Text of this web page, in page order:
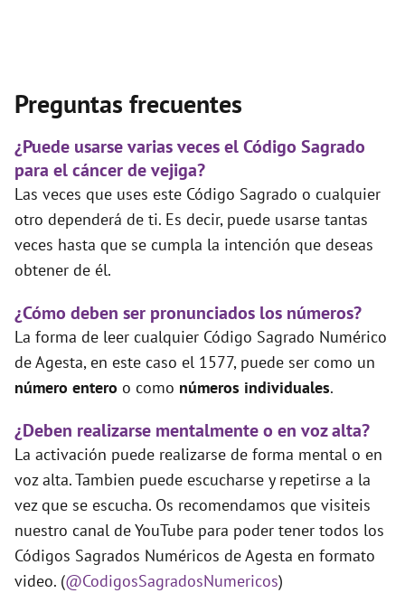
Preguntas frecuentes
¿Puede usarse varias veces el Código Sagrado
para el cáncer de vejiga?
Las veces que uses este Código Sagrado o cualquier
otro dependerá de ti. Es decir, puede usarse tantas
veces hasta que se cumpla la intención que deseas
obtener de él.
¿Cómo deben ser pronunciados los números?
La forma de leer cualquier Código Sagrado Numérico
de Agesta, en este caso el 1577, puede ser como un
número entero o como números individuales.
¿Deben realizarse mentalmente o en voz alta?
La activación puede realizarse de forma mental o en
voz alta. Tambien puede escucharse y repetirse a la
vez que se escucha. Os recomendamos que visiteis
nuestro canal de YouTube para poder tener todos los
Códigos Sagrados Numéricos de Agesta en formato
video. (@CodigosSagradosNumericos)